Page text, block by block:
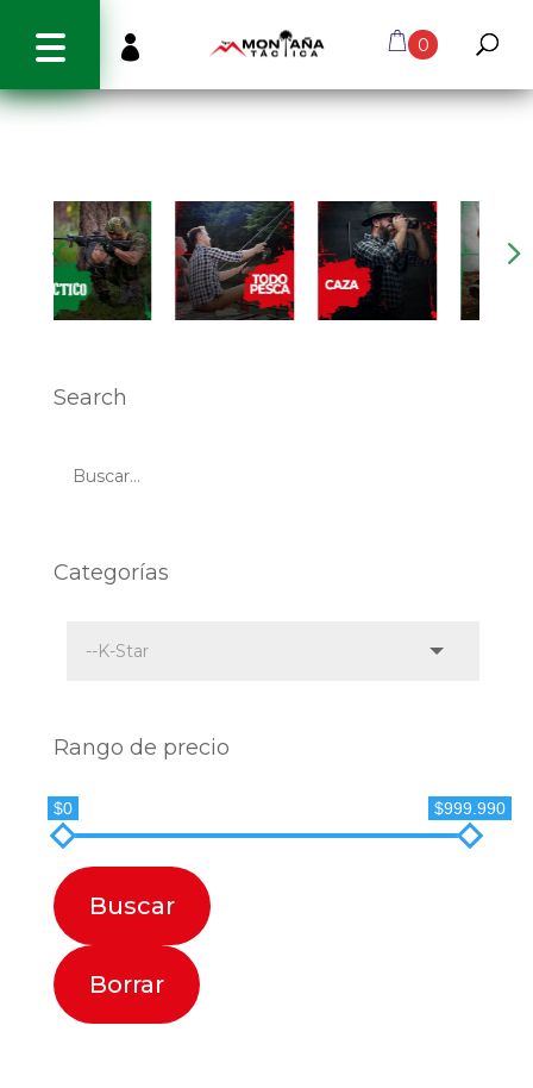
0

Search
Categorías
Rango de precio
$0 $999.990
Buscar
Borrar